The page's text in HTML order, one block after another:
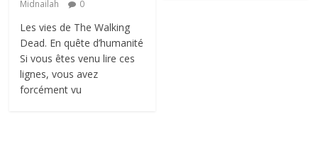
Midnailah
0
Les vies de The Walking
Dead. En quête d’humanité
Si vous êtes venu lire ces
lignes, vous avez
forcément vu